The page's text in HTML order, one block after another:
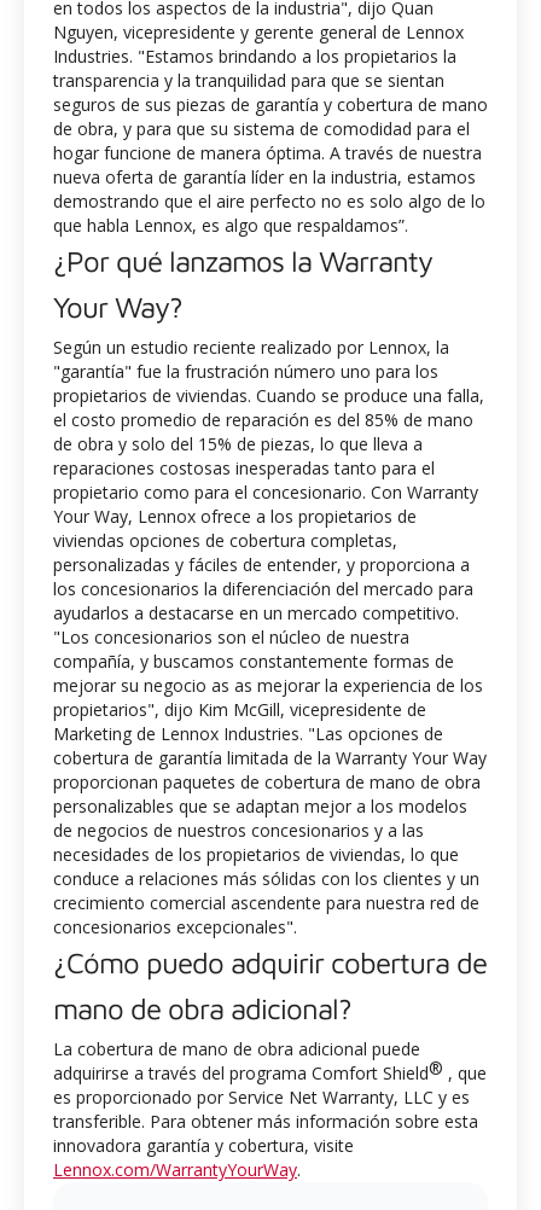
en todos los aspectos de la industria", dijo Quan
Nguyen, vicepresidente y gerente general de Lennox
Industries. "Estamos brindando a los propietarios la
transparencia y la tranquilidad para que se sientan
seguros de sus piezas de garantía y cobertura de mano
de obra, y para que su sistema de comodidad para el
hogar funcione de manera óptima. A través de nuestra
nueva oferta de garantía líder en la industria, estamos
demostrando que el aire perfecto no es solo algo de lo
que habla Lennox, es algo que respaldamos”.
¿Por qué lanzamos la Warranty
Your Way?
Según un estudio reciente realizado por Lennox, la
"garantía" fue la frustración número uno para los
propietarios de viviendas. Cuando se produce una falla,
el costo promedio de reparación es del 85% de mano
de obra y solo del 15% de piezas, lo que lleva a
reparaciones costosas inesperadas tanto para el
propietario como para el concesionario. Con Warranty
Your Way, Lennox ofrece a los propietarios de
viviendas opciones de cobertura completas,
personalizadas y fáciles de entender, y proporciona a
los concesionarios la diferenciación del mercado para
ayudarlos a destacarse en un mercado competitivo.
"Los concesionarios son el núcleo de nuestra
compañía, y buscamos constantemente formas de
mejorar su negocio as as mejorar la experiencia de los
propietarios", dijo Kim McGill, vicepresidente de
Marketing de Lennox Industries. "Las opciones de
cobertura de garantía limitada de la Warranty Your Way
proporcionan paquetes de cobertura de mano de obra
personalizables que se adaptan mejor a los modelos
de negocios de nuestros concesionarios y a las
necesidades de los propietarios de viviendas, lo que
conduce a relaciones más sólidas con los clientes y un
crecimiento comercial ascendente para nuestra red de
concesionarios excepcionales".
¿Cómo puedo adquirir cobertura de
mano de obra adicional?
La cobertura de mano de obra adicional puede
adquirirse a través del programa Comfort Shield® , que
es proporcionado por Service Net Warranty, LLC y es
transferible. Para obtener más información sobre esta
innovadora garantía y cobertura, visite
Lennox.com/WarrantyYourWay.